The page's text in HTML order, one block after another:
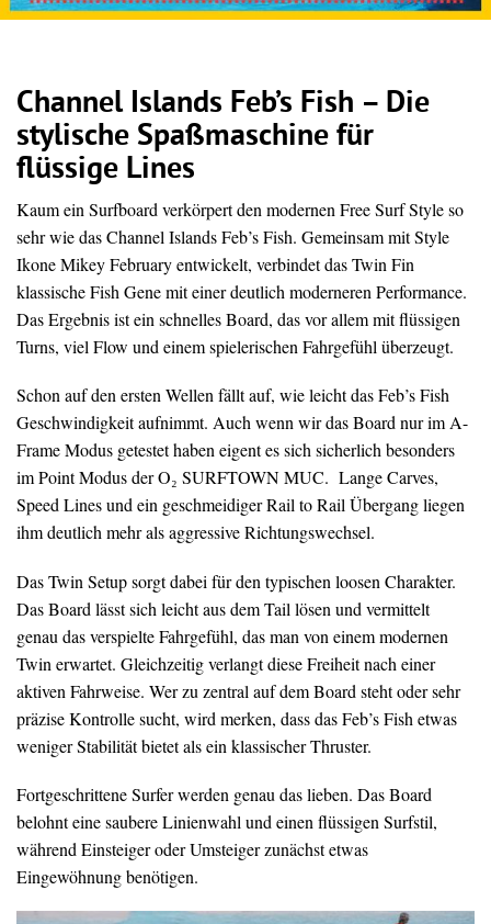
Channel Islands Feb’s Fish – Die
stylische Spaßmaschine für
flüssige Lines
Kaum ein Surfboard verkörpert den modernen Free Surf Style so
sehr wie das Channel Islands Feb’s Fish. Gemeinsam mit Style
Ikone Mikey February entwickelt, verbindet das Twin Fin
klassische Fish Gene mit einer deutlich moderneren Performance.
Das Ergebnis ist ein schnelles Board, das vor allem mit flüssigen
Turns, viel Flow und einem spielerischen Fahrgefühl überzeugt.
Schon auf den ersten Wellen fällt auf, wie leicht das Feb’s Fish
Geschwindigkeit aufnimmt. Auch wenn wir das Board nur im A-
Frame Modus getestet haben eigent es sich sicherlich besonders
im Point Modus der O₂ SURFTOWN MUC. Lange Carves,
Speed Lines und ein geschmeidiger Rail to Rail Übergang liegen
ihm deutlich mehr als aggressive Richtungswechsel.
Das Twin Setup sorgt dabei für den typischen loosen Charakter.
Das Board lässt sich leicht aus dem Tail lösen und vermittelt
genau das verspielte Fahrgefühl, das man von einem modernen
Twin erwartet. Gleichzeitig verlangt diese Freiheit nach einer
aktiven Fahrweise. Wer zu zentral auf dem Board steht oder sehr
präzise Kontrolle sucht, wird merken, dass das Feb’s Fish etwas
weniger Stabilität bietet als ein klassischer Thruster.
Fortgeschrittene Surfer werden genau das lieben. Das Board
belohnt eine saubere Linienwahl und einen flüssigen Surfstil,
während Einsteiger oder Umsteiger zunächst etwas
Eingewöhnung benötigen.